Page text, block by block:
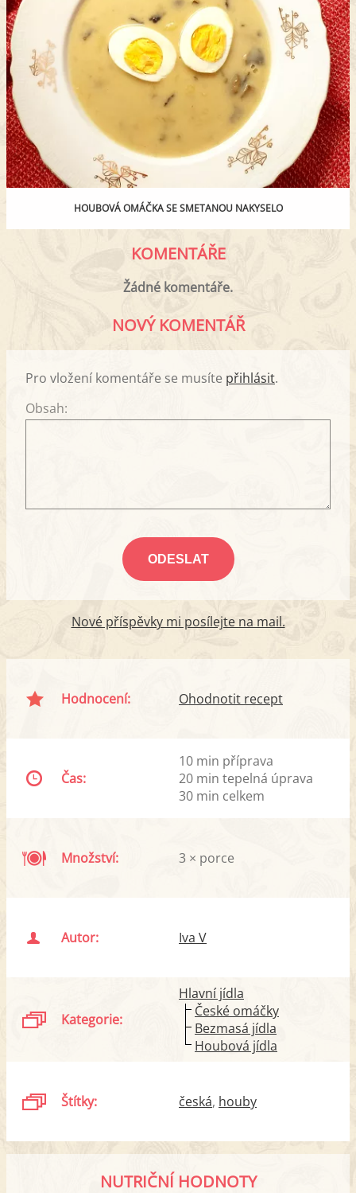
HOUBOVÁ OMÁČKA SE SMETANOU NAKYSELO
KOMENTÁŘE
Žádné komentáře.
NOVÝ KOMENTÁŘ
Pro vložení komentáře se musíte přihlásit.
Obsah:
Nové příspěvky mi posílejte na mail.
Hodnocení: Ohodnotit recept
Čas:
10 min příprava
20 min tepelná úprava
30 min celkem
Množství: 3 × porce
Autor: Iva V
Kategorie:
Hlavní jídla
České omáčky
Bezmasá jídla
Houbová jídla
Štítky: česká houby
NUTRIČNÍ HODNOTY